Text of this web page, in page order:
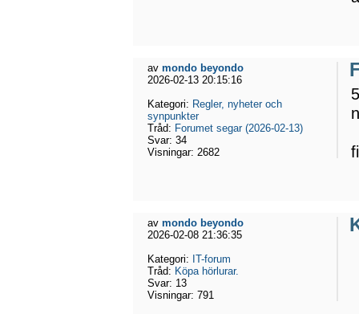
av mondo beyondo
2026-02-13 20:15:16
Kategori: Regler, nyheter och
synpunkter
Tråd: Forumet segar (2026-02-13)
Svar: 34
Visningar: 2682
av mondo beyondo
2026-02-08 21:36:35
Kategori: IT-forum
Tråd: Köpa hörlurar.
Svar: 13
Visningar: 791